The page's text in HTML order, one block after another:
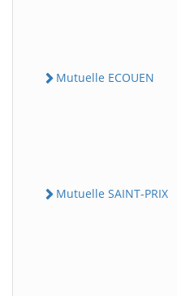
Mutuelle ECOUEN
Mutuelle SAINT-PRIX